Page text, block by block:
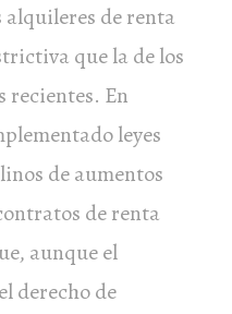
alquileres de renta
que la de los
recientes. En
leyes
de aumentos
de renta
aunque el
derecho de